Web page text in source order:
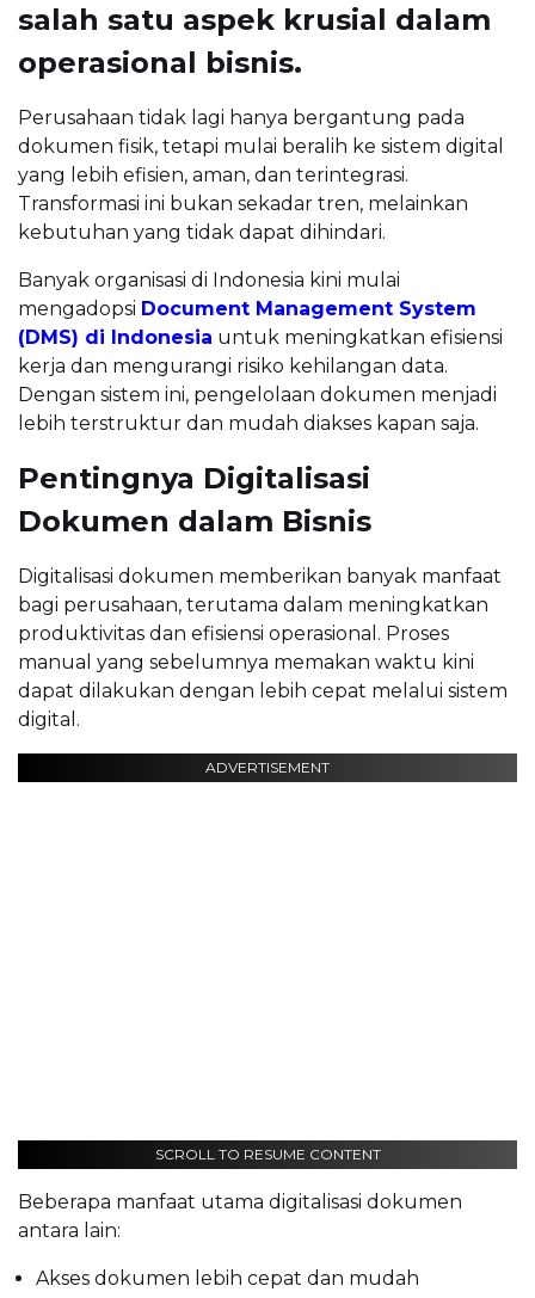
salah satu aspek krusial dalam
operasional bisnis.
Perusahaan tidak lagi hanya bergantung pada
dokumen fisik, tetapi mulai beralih ke sistem digital
yang lebih efisien, aman, dan terintegrasi.
Transformasi ini bukan sekadar tren, melainkan
kebutuhan yang tidak dapat dihindari.
Banyak organisasi di Indonesia kini mulai
mengadopsi Document Management System
(DMS) di Indonesia untuk meningkatkan efisiensi
kerja dan mengurangi risiko kehilangan data.
Dengan sistem ini, pengelolaan dokumen menjadi
lebih terstruktur dan mudah diakses kapan saja.
Pentingnya Digitalisasi
Dokumen dalam Bisnis
Digitalisasi dokumen memberikan banyak manfaat
bagi perusahaan, terutama dalam meningkatkan
produktivitas dan efisiensi operasional. Proses
manual yang sebelumnya memakan waktu kini
dapat dilakukan dengan lebih cepat melalui sistem
digital.
ADVERTISEMENT
SCROLL TO RESUME CONTENT
Beberapa manfaat utama digitalisasi dokumen
antara lain:
Akses dokumen lebih cepat dan mudah